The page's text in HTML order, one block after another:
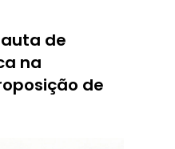
de
na
de